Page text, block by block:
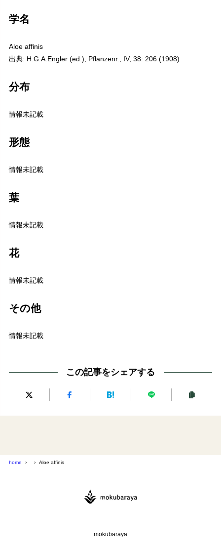
学名
Aloe affinis
出典: H.G.A.Engler (ed.), Pflanzenr., IV, 38: 206 (1908)
分布
情報未記載
形態
情報未記載
葉
情報未記載
花
情報未記載
その他
情報未記載
この記事をシェアする
home Aloe affinis
mokubaraya